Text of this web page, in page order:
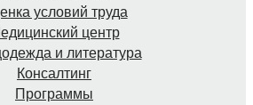
условий труда
центр
и литература
Консалтинг
Программы